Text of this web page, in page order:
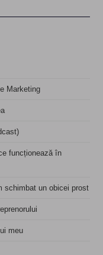
Marketing
funcționează în
schimbat un obicei prost
meu